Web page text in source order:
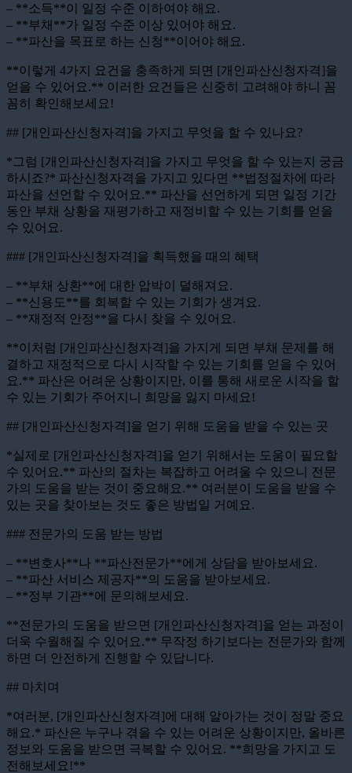
– **소득**이 일정 수준 이하여야 해요.
– **부채**가 일정 수준 이상 있어야 해요.
– **파산을 목표로 하는 신청**이어야 해요.
**이렇게 4가지 요건을 충족하게 되면 [개인파산신청자격]을
얻을 수 있어요.** 이러한 요건들은 신중히 고려해야 하니 꼼
꼼히 확인해보세요!
## [개인파산신청자격]을 가지고 무엇을 할 수 있나요?
*그럼 [개인파산신청자격]을 가지고 무엇을 할 수 있는지 궁금
하시죠?* 파산신청자격을 가지고 있다면 **법정절차에 따라
파산을 선언할 수 있어요.** 파산을 선언하게 되면 일정 기간
동안 부채 상황을 재평가하고 재정비할 수 있는 기회를 얻을
수 있어요.
### [개인파산신청자격]을 획득했을 때의 혜택
– **부채 상환**에 대한 압박이 덜해져요.
– **신용도**를 회복할 수 있는 기회가 생겨요.
– **재정적 안정**을 다시 찾을 수 있어요.
**이처럼 [개인파산신청자격]을 가지게 되면 부채 문제를 해
결하고 재정적으로 다시 시작할 수 있는 기회를 얻을 수 있어
요.** 파산은 어려운 상황이지만, 이를 통해 새로운 시작을 할
수 있는 기회가 주어지니 희망을 잃지 마세요!
## [개인파산신청자격]을 얻기 위해 도움을 받을 수 있는 곳
*실제로 [개인파산신청자격]을 얻기 위해서는 도움이 필요할
수 있어요.** 파산의 절차는 복잡하고 어려울 수 있으니 전문
가의 도움을 받는 것이 중요해요.** 여러분이 도움을 받을 수
있는 곳을 찾아보는 것도 좋은 방법일 거예요.
### 전문가의 도움 받는 방법
– **변호사**나 **파산전문가**에게 상담을 받아보세요.
– **파산 서비스 제공자**의 도움을 받아보세요.
– **정부 기관**에 문의해보세요.
**전문가의 도움을 받으면 [개인파산신청자격]을 얻는 과정이
더욱 수월해질 수 있어요.** 무작정 하기보다는 전문가와 함께
하면 더 안전하게 진행할 수 있답니다.
## 마치며
*여러분, [개인파산신청자격]에 대해 알아가는 것이 정말 중요
해요.* 파산은 누구나 겪을 수 있는 어려운 상황이지만, 올바른
정보와 도움을 받으면 극복할 수 있어요. **희망을 가지고 도
전해보세요!**